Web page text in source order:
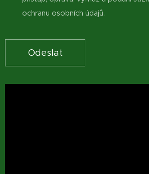
ochranu osobních údajů.
Odeslat